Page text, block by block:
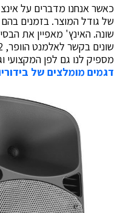
כאשר אנחנו מדברים על
של גודל המוצר. בזמנים
שונה. האינץ' מאפיין את
מספיק לנו גם לפן המקצועי
דגמים מומלצים של